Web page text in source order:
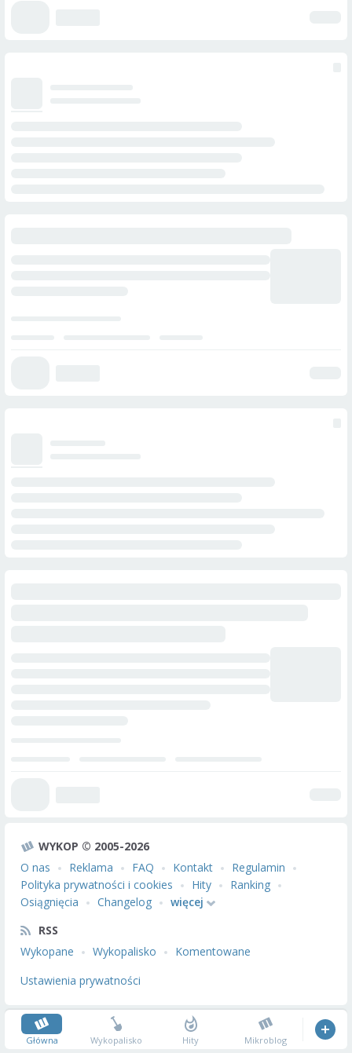
WYKOP © 2005-2026
O nas
Reklama FAQ Kontakt
Regulamin
Polityka prywatności i cookies
Hity
Ranking
Osiągnięcia
Changelog
więcej
RSS
Wykopane
Wykopalisko
Komentowane
Ustawienia prywatności
Główna Wykopalisko Hity Mikroblog